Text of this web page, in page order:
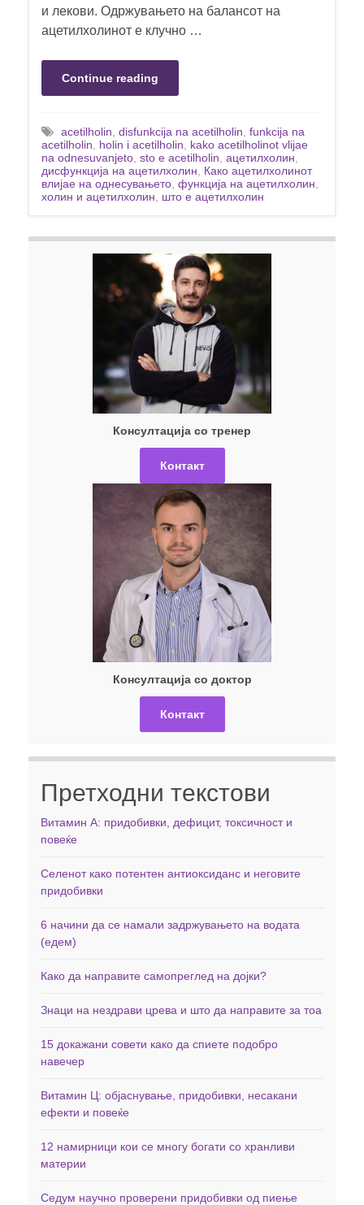
и лекови. Одржувањето на балансот на
ацетилхолинот е клучно …
Continue reading
acetilholin disfunkcija na acetilholin funkcija na
acetilholin
holin i acetilholin
kako acetilholinot vlijae
na odnesuvanjeto sto e acetilholin ацетилхолин
дисфункција на ацетилхолин
Како ацетилхолинот
влијае на однесувањето функција на ацетилхолин
холин и ацетилхолин
што е ацетилхолин
Консултација со тренер
Контакт
Консултација со доктор
Контакт
Претходни текстови
Витамин А: придобивки, дефицит, токсичност и
повеќе
Селенот како потентен антиоксиданс и неговите
придобивки
6 начини да се намали задржувањето на водата
(едем)
Како да направите самопреглед на дојки?
Знаци на нездрави црева и што да направите за тоа
15 докажани совети како да спиете подобро
навечер
Витамин Ц: објаснување, придобивки, несакани
ефекти и повеќе
12 намирници кои се многу богати со хранливи
материи
Седум научно проверени придобивки од пиење